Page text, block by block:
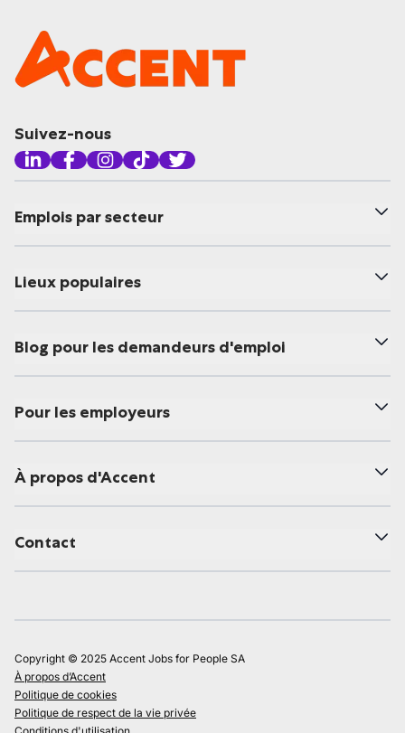
Suivez-nous
Emplois par secteur
Lieux populaires
Blog pour les demandeurs d'emploi
Pour les employeurs
À propos d'Accent
Contact
Copyright © 2025 Accent Jobs for People SA
À propos d’Accent
Politique de cookies
Politique de respect de la vie privée